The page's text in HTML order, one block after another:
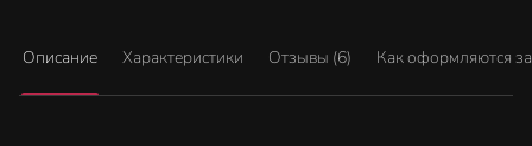
Описание Характеристики Отзывы (6) Как оформляются